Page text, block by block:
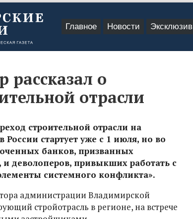
Главное Новости Эксклюзив
рассказал о
отрасли
строительной отрасли на
стартует уже с 1 июля, но во
банков, призванных
и деволоперов, привыкших работать с
системного конфликта».
администрации Владимирской
стройотрасль в регионе, на встрече